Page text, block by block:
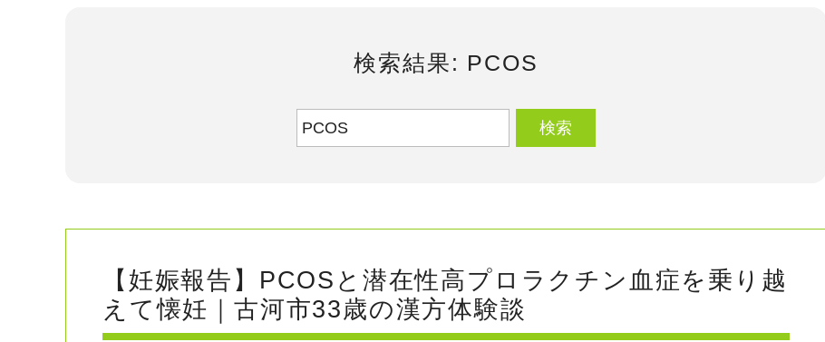
検索結果: PCOS
検
索:
【妊娠報告】PCOSと潜在性高プロラクチン血症を乗り越
えて懐妊｜古河市33歳の漢方体験談